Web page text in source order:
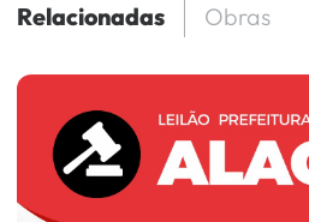
Relacionadas Obras